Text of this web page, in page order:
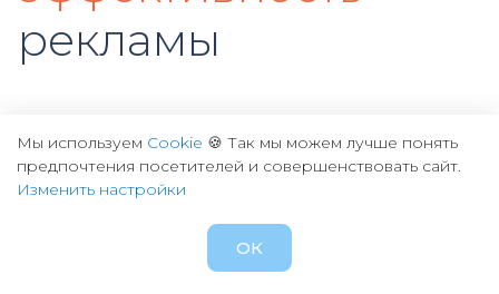
рекламы
Изучаем ваши потребности
Оцениваем возможности их реализации
Мы используем Cookie 🍪 Так мы можем лучше понять
предпочтения посетителей и совершенствовать сайт.
Изменить настройки
ОК